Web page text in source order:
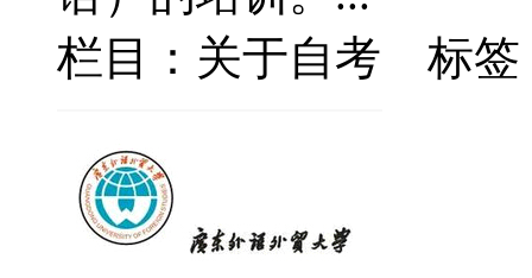
栏目：关于自考 标签